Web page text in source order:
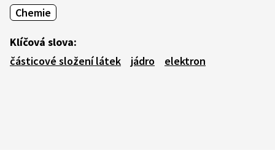
Chemie
Klíčová slova:
částicové složení látek
jádro elektron